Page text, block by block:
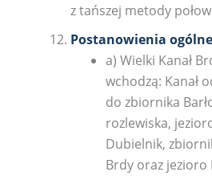
z tańszej metody
Postanowienia
a) Wielki Kanał
wchodzą: Kanał
do zbiornika
rozlewiska,
Dubielnik,
Brdy oraz jezioro